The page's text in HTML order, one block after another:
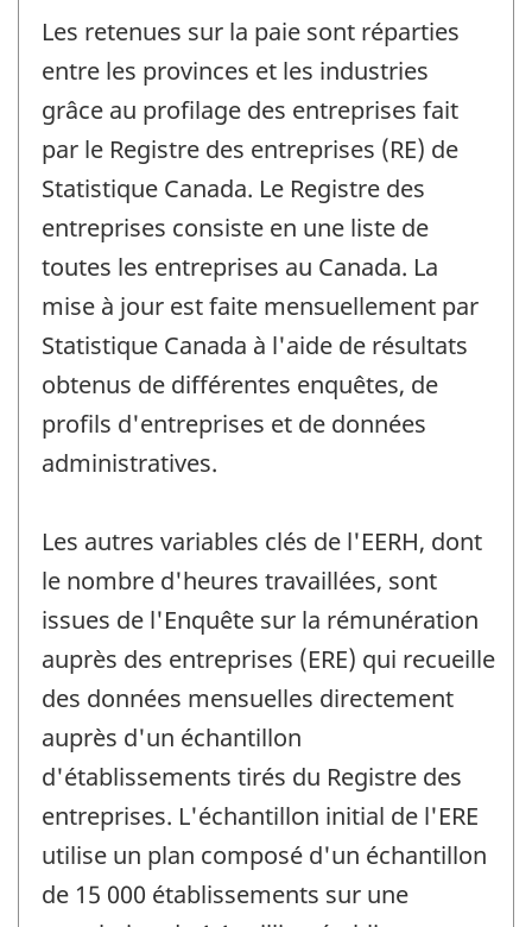
Les retenues sur la paie sont réparties
entre les provinces et les industries
grâce au profilage des entreprises fait
par le Registre des entreprises (RE) de
Statistique Canada. Le Registre des
entreprises consiste en une liste de
toutes les entreprises au Canada. La
mise à jour est faite mensuellement par
Statistique Canada à l'aide de résultats
obtenus de différentes enquêtes, de
profils d'entreprises et de données
administratives.
Les autres variables clés de l'EERH, dont
le nombre d'heures travaillées, sont
issues de l'Enquête sur la rémunération
auprès des entreprises (ERE) qui recueille
des données mensuelles directement
auprès d'un échantillon
d'établissements tirés du Registre des
entreprises. L'échantillon initial de l'ERE
utilise un plan composé d'un échantillon
de 15 000 établissements sur une